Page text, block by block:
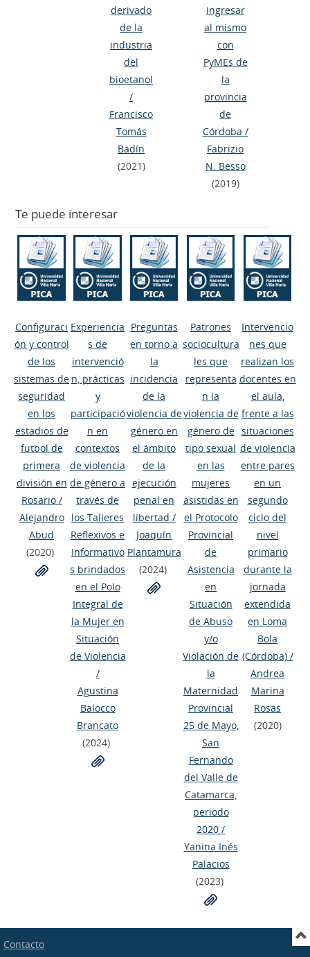
derivado
de la
industria
del
bioetanol
/
Francisco
Tomás
Badín
(2021)
ingresar
al mismo
con
PyMEs de
la
provincia
de
Córdoba /
Fabrizio
N. Besso
(2019)
Te puede interesar
Configuraci
ón y control
de los
sistemas de
seguridad
en los
estadios de
futbol de
primera
división en
Rosario/
Alejandro
Abud
(2020)
Experiencia
s de
intervenció
n, prácticas
y
participació
n en
contextos
de violencia
de género a
través de
los Talleres
Reflexivos e
Informativo
s brindados
en el Polo
Integral de
la Mujer en
Situación
de Violencia
/
Agustina
Balocco
Brancato
(2024)
Preguntas
en torno a
la
incidencia
de la
violencia de
género en
el ámbito
de la
ejecución
penal en
libertad /
Joaquín
Plantamura
(2024)
Patrones
sociocultura
les que
representa
n la
violencia de
género de
tipo sexual
en las
mujeres
asistidas en
el Protocolo
Provincial
de
Asistencia
en
Situación
de Abuso
y/o
Violación de
la
Maternidad
Provincial
25 de Mayo,
San
Fernando
del Valle de
Catamarca,
periodo
2020 /
Yanina Inés
Palacios
(2023)
Intervencio
nes que
realizan los
docentes en
el aula,
frente a las
situaciones
de violencia
entre pares
en un
segundo
ciclo del
nivel
primario
durante la
jornada
extendida
en Loma
Bola
(Córdoba)/
Andrea
Marina
Rosas
(2020)
Contacto